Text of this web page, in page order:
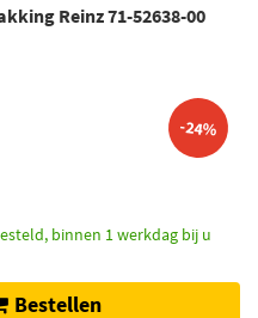
Reinz 71-52638-00
-24%
binnen 1 werkdag bij u
Bestellen